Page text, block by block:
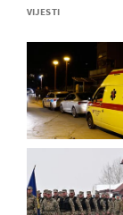
VIJESTI